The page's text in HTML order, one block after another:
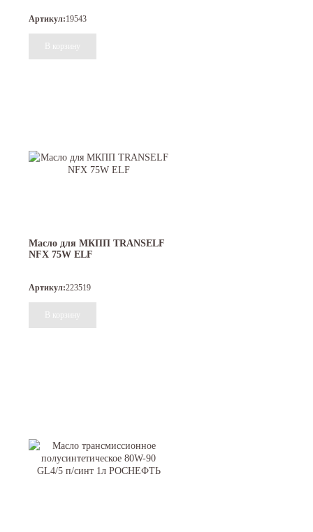
Артикул:19543
Масло для МКПП TRANSELF
NFX 75W ELF
Артикул:223519